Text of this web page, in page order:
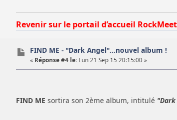
Revenir sur le portail d’accueil
FIND ME - "Dark Angel"...nouvel album !
« Réponse #4 le: Lun 21 Sep 15 20:15:00 »
FIND ME sortira son 2ème album, intitulé